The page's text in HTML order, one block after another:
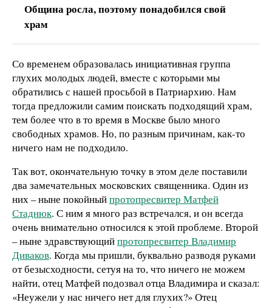
Община росла, поэтому понадобился свой
храм
Со временем образовалась инициативная группа
глухих молодых людей, вместе с которыми мы
обратились с нашей просьбой в Патриархию. Нам
тогда предложили самим поискать подходящий храм,
тем более что в то время в Москве было много
свободных храмов. Но, по разным причинам, как-то
ничего нам не подходило.
Так вот, окончательную точку в этом деле поставили
два замечательных московских священника. Один из
них – ныне покойныйпротопресвитер Матфей
Стаднюк. С ним я много раз встречался, и он всегда
очень внимательно относился к этой проблеме. Второй
– ныне здравствующийпротопресвитер Владимир
Диваков. Когда мы пришли, буквально разводя руками
от безысходности, сетуя на то, что ничего не можем
найти, отец Матфей подозвал отца Владимира и сказал:
«Неужели у нас ничего нет для глухих?» Отец